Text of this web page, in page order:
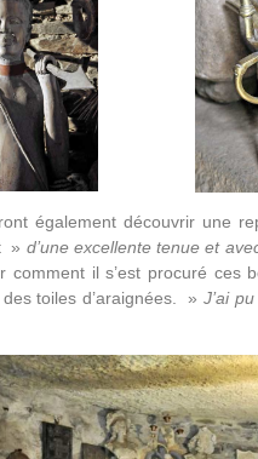
également découvrir une
» d’une excellente tenue et
comment il s’est procuré ces
toiles d’araignées. » J’ai